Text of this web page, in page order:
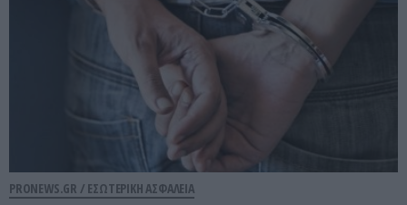
PRONEWS.GR / ΕΣΩΤΕΡΙΚΗ ΑΣΦΑΛΕΙΑ